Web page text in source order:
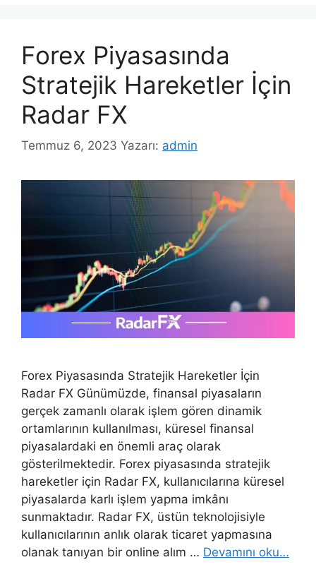
Forex Piyasasında
Stratejik Hareketler İçin
Radar FX
Temmuz 6, 2023 Yazarı: admin
Forex Piyasasında Stratejik Hareketler İçin
Radar FX Günümüzde, finansal piyasaların
gerçek zamanlı olarak işlem gören dinamik
ortamlarının kullanılması, küresel finansal
piyasalardaki en önemli araç olarak
gösterilmektedir. Forex piyasasında stratejik
hareketler için Radar FX, kullanıcılarına küresel
piyasalarda karlı işlem yapma imkânı
sunmaktadır. Radar FX, üstün teknolojisiyle
kullanıcılarının anlık olarak ticaret yapmasına
olanak tanıyan bir online alım … Devamını oku…